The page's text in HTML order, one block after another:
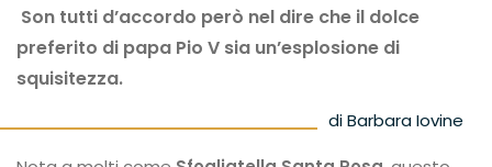
Son tutti d’accordo però nel dire che il dolce
preferito di papa Pio V sia un’esplosione di
squisitezza.
di Barbara Iovine